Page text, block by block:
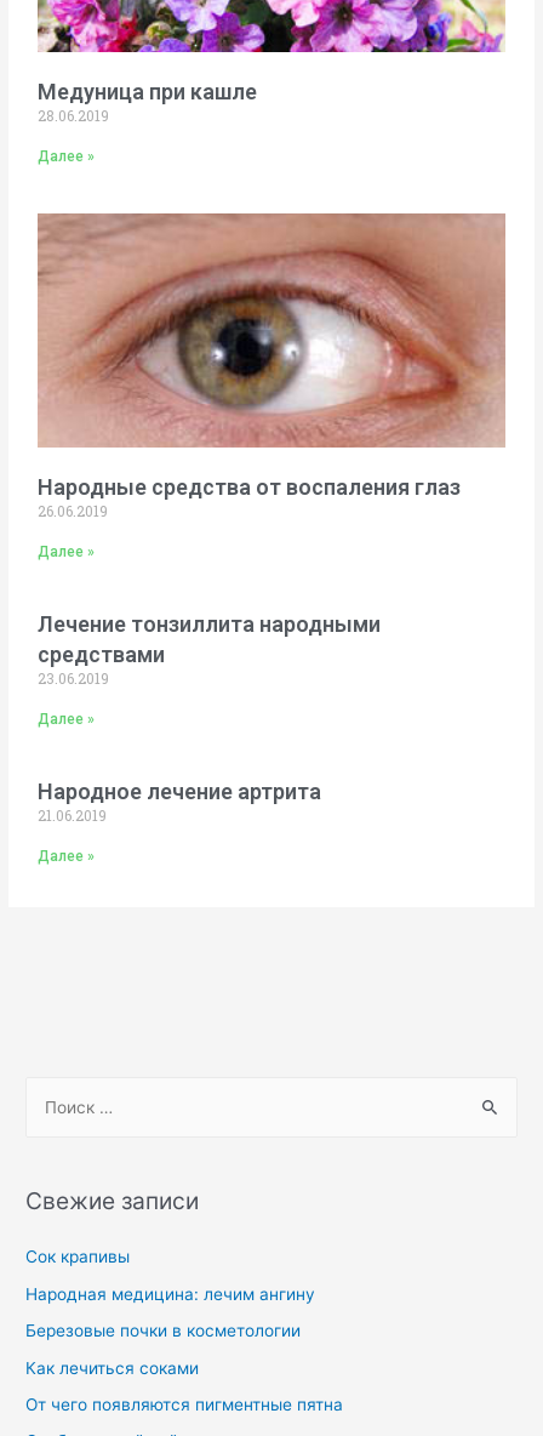
Медуница при кашле
28.06.2019
Далее »
Народные средства от воспаления глаз
26.06.2019
Далее »
Лечение тонзиллита народными
средствами
23.06.2019
Далее »
Народное лечение артрита
21.06.2019
Далее »
Свежие записи
Сок крапивы
Народная медицина: лечим ангину
Березовые почки в косметологии
Как лечиться соками
От чего появляются пигментные пятна